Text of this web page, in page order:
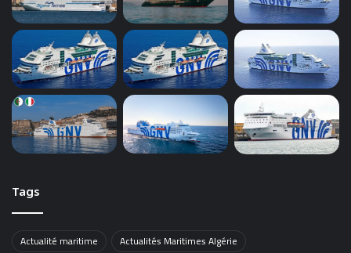
Tags
Actualité maritime
Actualités Maritimes Algérie